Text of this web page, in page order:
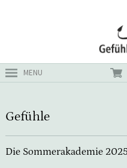
MENU
Gefühle
Die Sommerakademie